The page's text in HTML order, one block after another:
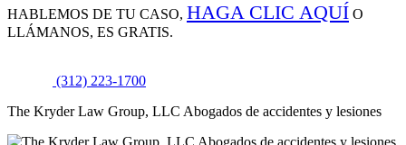
HABLEMOS DE TU CASO, HAGA CLIC AQUÍ O
LLÁMANOS, ES GRATIS.
(312) 223-1700
The Kryder Law Group, LLC Abogados de accidentes y lesiones